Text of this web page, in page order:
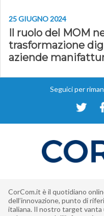
25 GIUGNO 2024
Il ruolo del MOM
trasformazione
aziende
Seguici per
CorCom.it è il quotidiano
dell’innovazione, punto di
italiana. Il nostro target vanta